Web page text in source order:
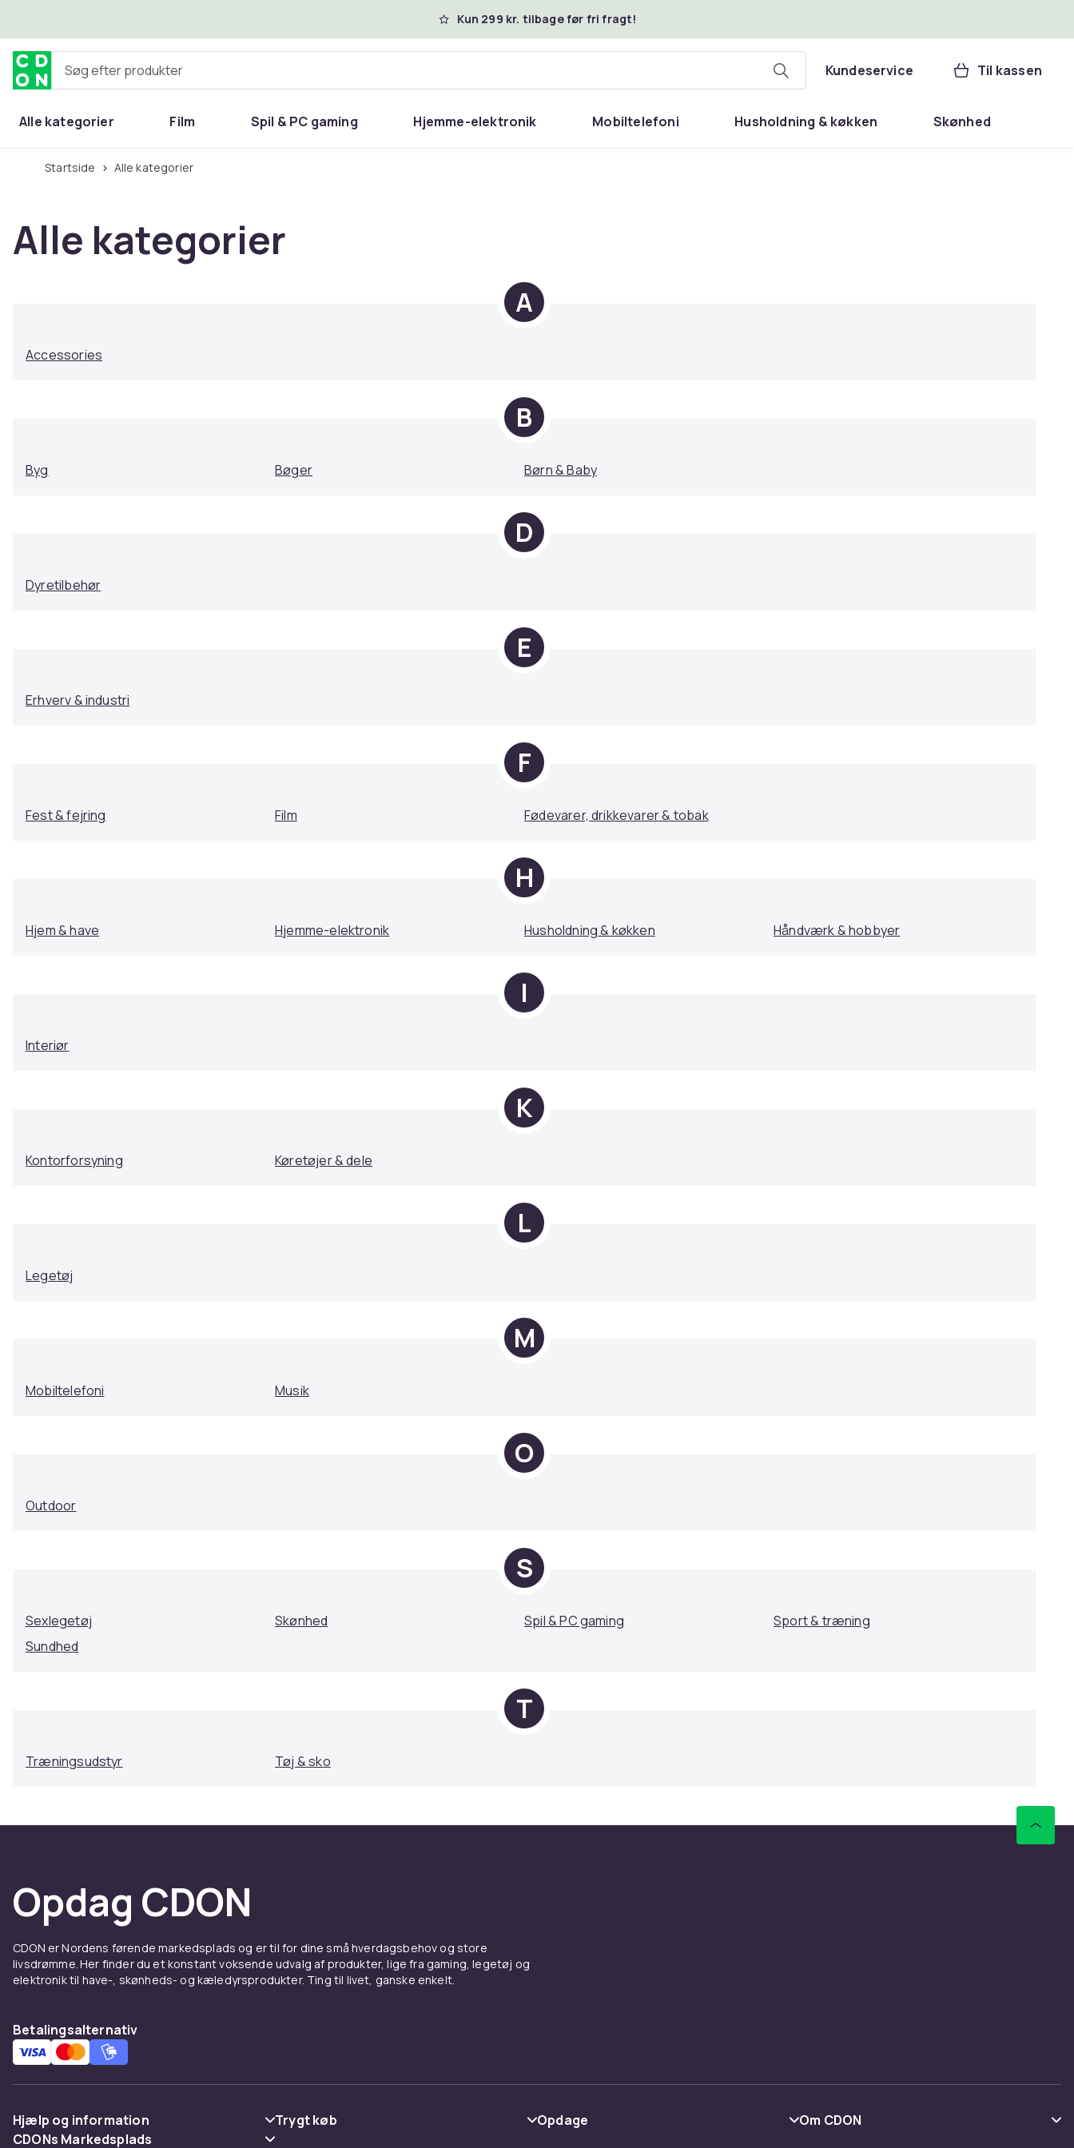
Kun 299 kr. tilbage før fri fragt!
Søg efter produkter Kundeservice Til kassen
Alle kategorier Film Spil & PC gaming Hjemme-elektronik Mobiltelefoni Husholdning & køkken Skønhed
Hjem & have
Startside Alle kategorier
Alle kategorier
A
Accessories
B
Byg Bøger Børn & Baby
D
Dyretilbehør
E
Erhverv & industri
F
Fest & fejring Film Fødevarer, drikkevarer & tobak
H
Hjem & have Hjemme-elektronik Husholdning & køkken Håndværk & hobbyer
I
Interiør
K
Kontorforsyning Køretøjer & dele
L
Legetøj
M
Mobiltelefoni Musik
O
Outdoor
S
Sexlegetøj Skønhed Spil & PC gaming
Sport & træning
Sundhed
T
Træningsudstyr Tøj & sko
Opdag CDON
CDON er Nordens førende markedsplads og er til for dine små hverdagsbehov og store
livsdrømme. Her finder du et konstant voksende udvalg af produkter, lige fra gaming, legetøj og
elektronik til have-, skønheds- og kæledyrsprodukter. Ting til livet, ganske enkelt.
Betalingsalternativ
Hjælp og information
Trygt køb
Opdage
Om CDON
CDONs Markedsplads